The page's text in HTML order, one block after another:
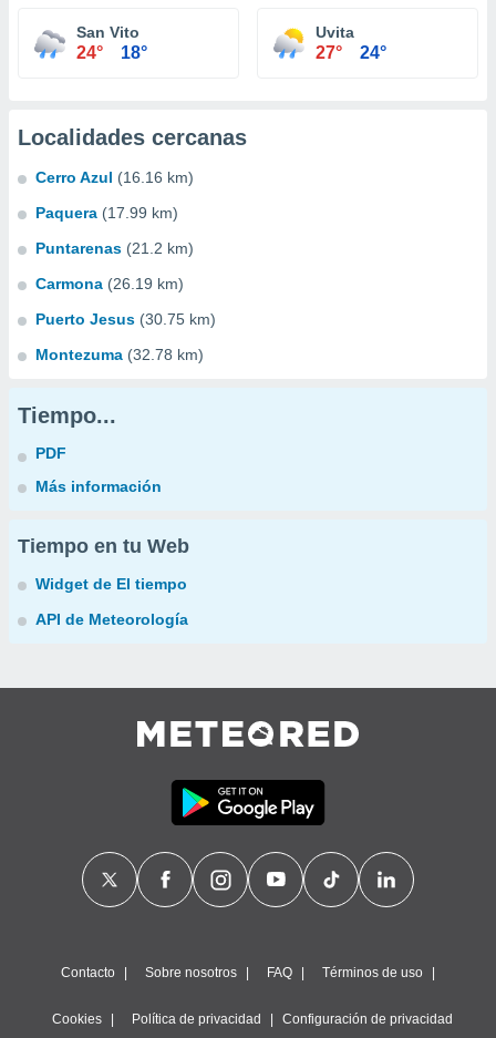
San Vito
24° 18°
Uvita
27° 24°
Localidades cercanas
Cerro Azul (16.16 km)
Paquera (17.99 km)
Puntarenas (21.2 km)
Carmona (26.19 km)
Puerto Jesus (30.75 km)
Montezuma (32.78 km)
Tiempo...
PDF
Más información
Tiempo en tu Web
Widget de El tiempo
API de Meteorología
Contacto Sobre nosotros FAQ Términos de uso
Cookies Política de privacidad Configuración de privacidad